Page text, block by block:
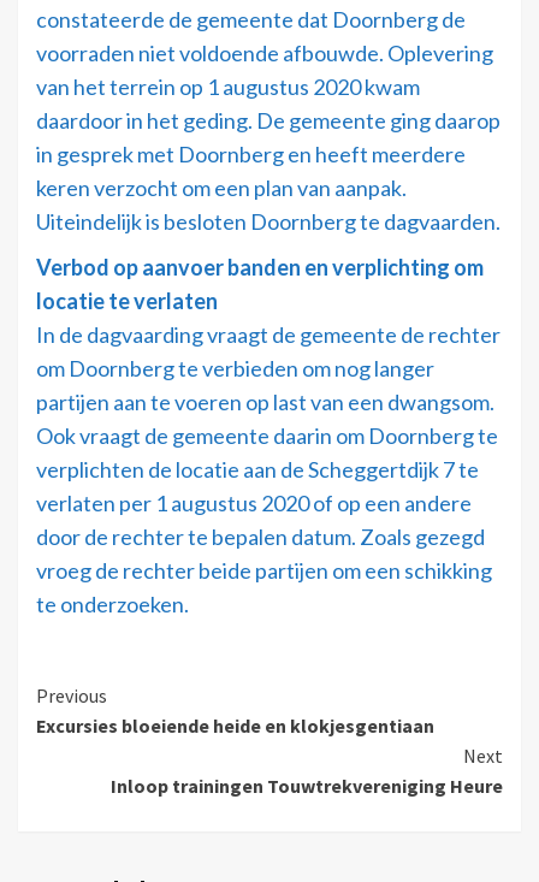
constateerde de gemeente dat Doornberg de
voorraden niet voldoende afbouwde. Oplevering
van het terrein op 1 augustus 2020 kwam
daardoor in het geding. De gemeente ging daarop
in gesprek met Doornberg en heeft meerdere
keren verzocht om een plan van aanpak.
Uiteindelijk is besloten Doornberg te dagvaarden.
Verbod op aanvoer banden en verplichting om
locatie te verlaten
In de dagvaarding vraagt de gemeente de rechter
om Doornberg te verbieden om nog langer
partijen aan te voeren op last van een dwangsom.
Ook vraagt de gemeente daarin om Doornberg te
verplichten de locatie aan de Scheggertdijk 7 te
verlaten per 1 augustus 2020 of op een andere
door de rechter te bepalen datum. Zoals gezegd
vroeg de rechter beide partijen om een schikking
te onderzoeken.
Previous
Excursies bloeiende heide en klokjesgentiaan
Next
Inloop trainingen Touwtrekvereniging Heure